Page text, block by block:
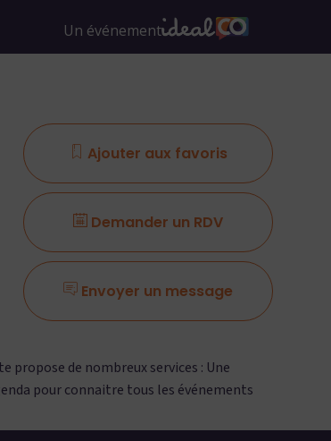
Ajouter aux favoris
Demander un RDV
Envoyer un message
propose de nombreux services : Une
pour connaitre tous les événements